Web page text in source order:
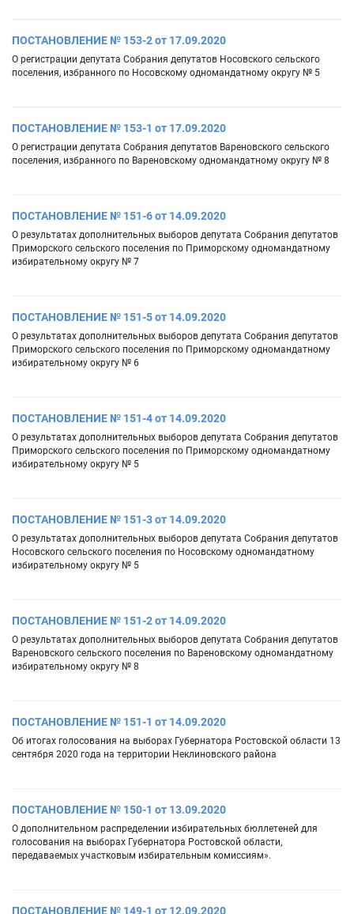
ПОСТАНОВЛЕНИЕ № 153-2 от 17.09.2020
О регистрации депутата Собрания депутатов Носовского сельского
поселения, избранного по Носовскому одномандатному округу № 5
ПОСТАНОВЛЕНИЕ № 153-1 от 17.09.2020
О регистрации депутата Собрания депутатов Вареновского сельского
поселения, избранного по Вареновскому одномандатному округу № 8
ПОСТАНОВЛЕНИЕ № 151-6 от 14.09.2020
О результатах дополнительных выборов депутата Собрания депутатов
Приморского сельского поселения по Приморскому одномандатному
избирательному округу № 7
ПОСТАНОВЛЕНИЕ № 151-5 от 14.09.2020
О результатах дополнительных выборов депутата Собрания депутатов
Приморского сельского поселения по Приморскому одномандатному
избирательному округу № 6
ПОСТАНОВЛЕНИЕ № 151-4 от 14.09.2020
О результатах дополнительных выборов депутата Собрания депутатов
Приморского сельского поселения по Приморскому одномандатному
избирательному округу № 5
ПОСТАНОВЛЕНИЕ № 151-3 от 14.09.2020
О результатах дополнительных выборов депутата Собрания депутатов
Носовского сельского поселения по Носовскому одномандатному
избирательному округу № 5
ПОСТАНОВЛЕНИЕ № 151-2 от 14.09.2020
О результатах дополнительных выборов депутата Собрания депутатов
Вареновского сельского поселения по Вареновскому одномандатному
избирательному округу № 8
ПОСТАНОВЛЕНИЕ № 151-1 от 14.09.2020
Об итогах голосования на выборах Губернатора Ростовской области 13
сентября 2020 года на территории Неклиновского района
ПОСТАНОВЛЕНИЕ № 150-1 от 13.09.2020
О дополнительном распределении избирательных бюллетеней для
голосования на выборах Губернатора Ростовской области,
передаваемых участковым избирательным комиссиям».
ПОСТАНОВЛЕНИЕ № 149-1 от 12.09.2020